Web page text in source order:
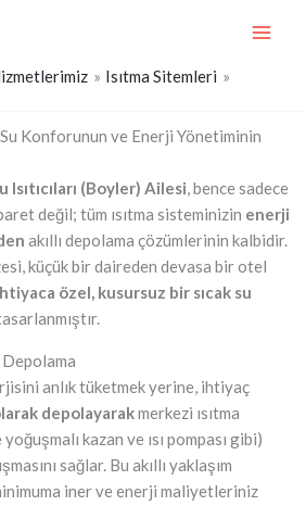
Isıtma Sitemleri
Konforunun ve Enerji Yönetiminin
Isıtıcıları (Boyler) Ailesi, bence sadece
değil; tüm ısıtma sisteminizin enerji
akıllı depolama çözümlerinin kalbidir.
küçük bir daireden devasa bir otel
özel, kusursuz bir sıcak su
anlık tüketmek yerine, ihtiyaç
depolayarakmerkezi ısıtma
kazan ve ısı pompası gibi)
sağlar. Bu akıllı yaklaşım
iner ve enerji maliyetleriniz